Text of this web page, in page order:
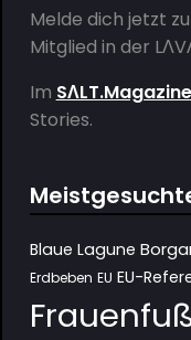
Melde dich jetzt
Mitglied in der
Im SΛLT.Magazine
Stories.
Blaue Lagune
Erdbeben EU EU-